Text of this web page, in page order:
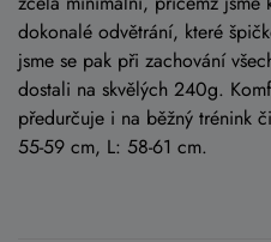
dokonalé odvětrání, které
jsme se pak při zachování
dostali na skvělých 240g.
předurčuje i na běžný trénink
55-59 cm, L: 58-61 cm.